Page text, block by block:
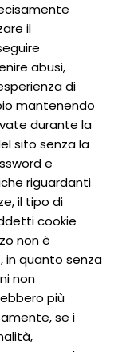
il
abusi,
di
mantenendo
durante la
sito senza la
e
riguardanti
il tipo di
cookie
non è
in quanto senza
non
più
se i